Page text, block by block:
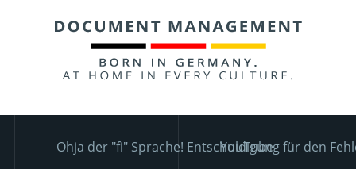
Ohja der "fi" Sprache! Entschuldigung für den
YouTube